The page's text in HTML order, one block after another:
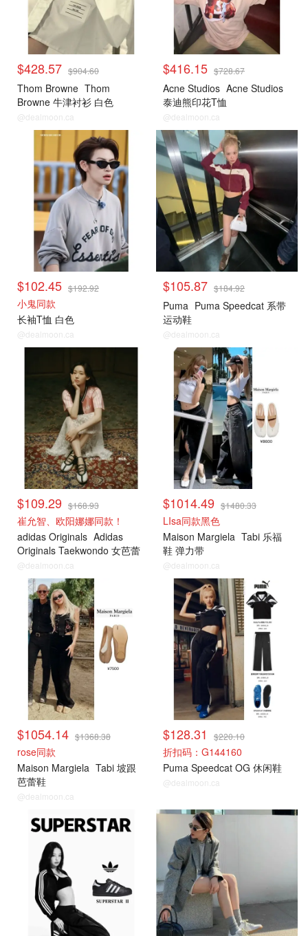
$428.57 $904.60
Thom Browne Thom
Browne 牛津衬衫 白色
@dealmoon.ca
$416.15 $728.67
Acne Studios Acne Studios
泰迪熊印花T恤
@dealmoon.ca
$102.45 $192.92
小鬼同款
长袖T恤 白色
@dealmoon.ca
$105.87 $184.92
Puma Puma Speedcat 系带
运动鞋
@dealmoon.ca
$109.29 $168.93
崔允智、欧阳娜娜同款！
adidas Originals Adidas
Originals Taekwondo 女芭蕾
鞋
@dealmoon.ca
$1014.49 $1480.33
LIsa同款黑色
Maison Margiela Tabi 乐福
鞋 弹力带
@dealmoon.ca
$1054.14 $1368.38
rose同款
Maison Margiela Tabi 坡跟
芭蕾鞋
@dealmoon.ca
$128.31 $220.10
折扣码：G144160
Puma Speedcat OG 休闲鞋
@dealmoon.ca